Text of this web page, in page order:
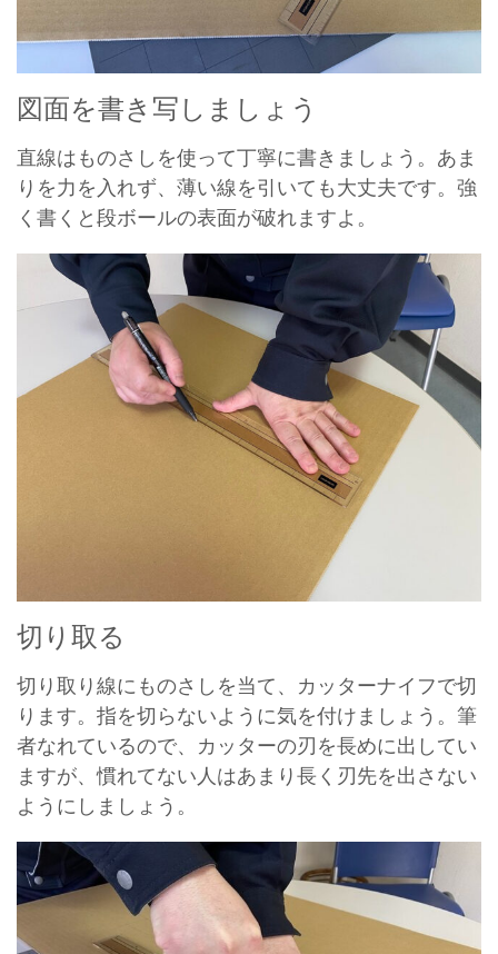
図面を書き写しましょう
直線はものさしを使って丁寧に書きましょう。あま
りを力を入れず、薄い線を引いても大丈夫です。強
く書くと段ボールの表面が破れますよ。
切り取る
切り取り線にものさしを当て、カッターナイフで切
ります。指を切らないように気を付けましょう。筆
者なれているので、カッターの刃を長めに出してい
ますが、慣れてない人はあまり長く刃先を出さない
ようにしましょう。